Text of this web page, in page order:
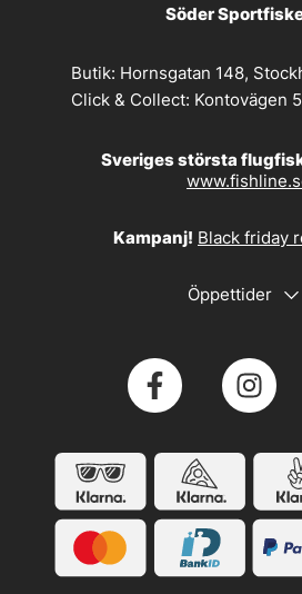
Söder
Butik: Hornsgatan 148,
Click & Collect: Kontovägen
Sveriges största
Kampanj! Black friday
Öppettider